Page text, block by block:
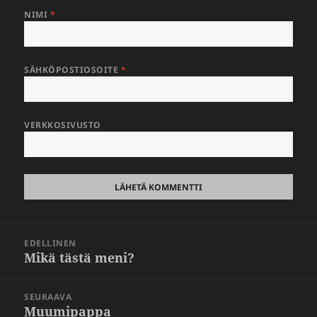
NIMI *
SÄHKÖPOSTIOSOITE *
VERKKOSIVUSTO
selausEDELLINEN
Edellinen
Mikä tästä meni?
SEURAAVA
Seuraava
Muumipappa